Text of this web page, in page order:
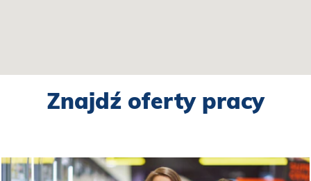
Znajdź oferty pracy